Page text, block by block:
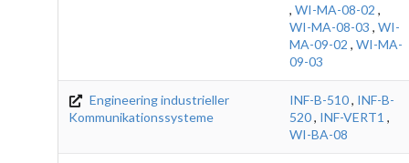
, WI-MA-08-02 ,
WI-MA-08-03 , WI-
MA-09-02 , WI-MA-
09-03
Engineering industrieller
Kommunikationssysteme
INF-B-510, INF-B-
520, INF-VERT1 ,
WI-BA-08